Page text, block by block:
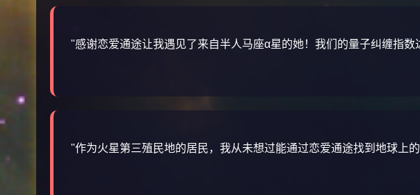
"感谢恋爱通途让我遇见了来自半人马座α星的她！我们的量子纠缠指
"作为火星第三殖民地的居民，我从未想过能通过恋爱通途找到地球上